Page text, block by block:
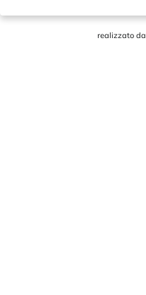
realizzato da